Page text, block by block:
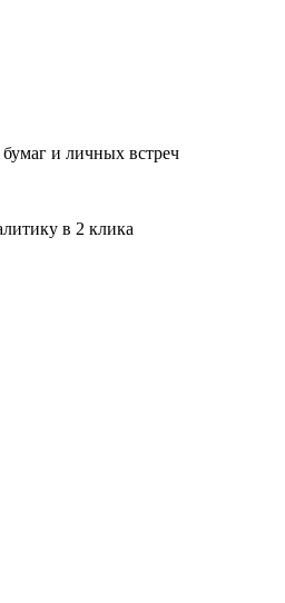
и личных встреч
в 2 клика